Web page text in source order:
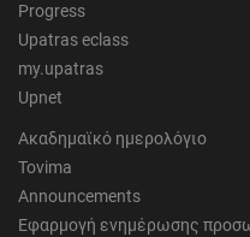
Progress
Upatras eclass
my.upatras
Upnet
Ακαδημαϊκό ημερολόγιο
Tovima
Announcements
Εφαρμογή ενημέρωσης